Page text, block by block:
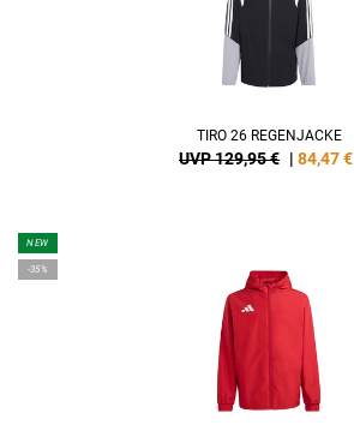
TIRO 26 REGENJACKE
UVP 129,95 € | 84,47€
NEW
-35%